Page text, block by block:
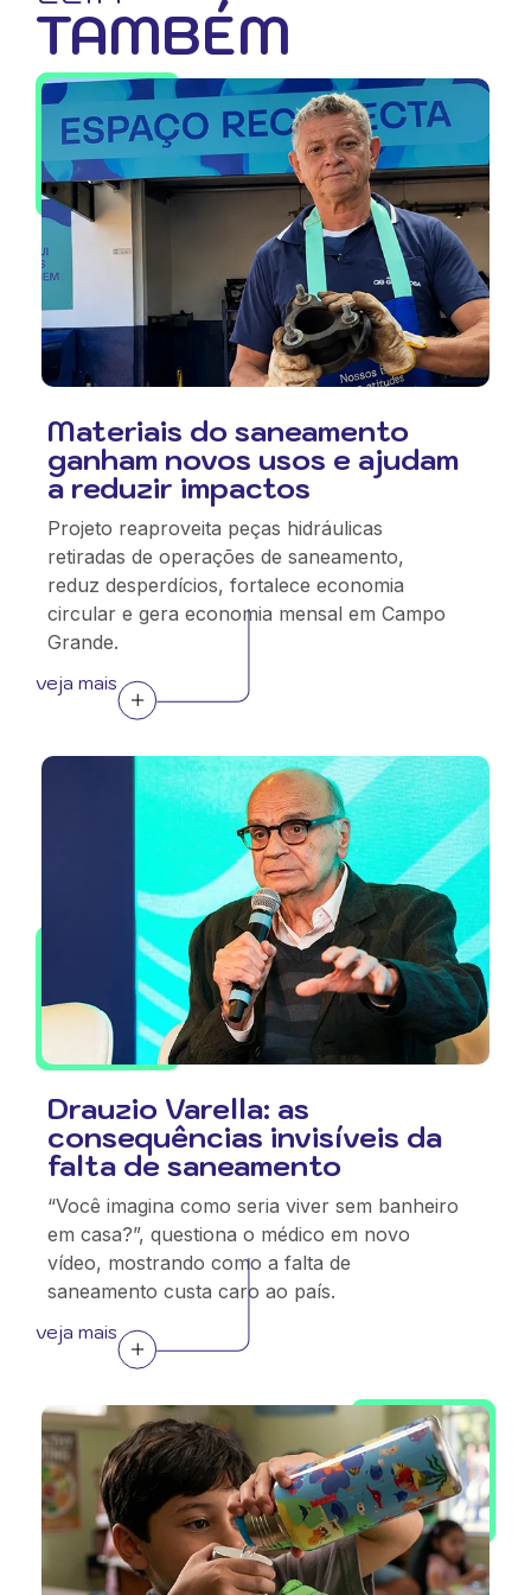
TAMBÉM
Materiais do saneamento
ganham novos usos e ajudam
a reduzir impactos
Projeto reaproveita peças hidráulicas
retiradas de operações de saneamento,
reduz desperdícios, fortalece economia
circular e gera economia mensal em Campo
Grande.
veja mais
Drauzio Varella: as
consequências invisíveis da
falta de saneamento
“Você imagina como seria viver sem banheiro
em casa?”, questiona o médico em novo
vídeo, mostrando como a falta de
saneamento custa caro ao país.
veja mais